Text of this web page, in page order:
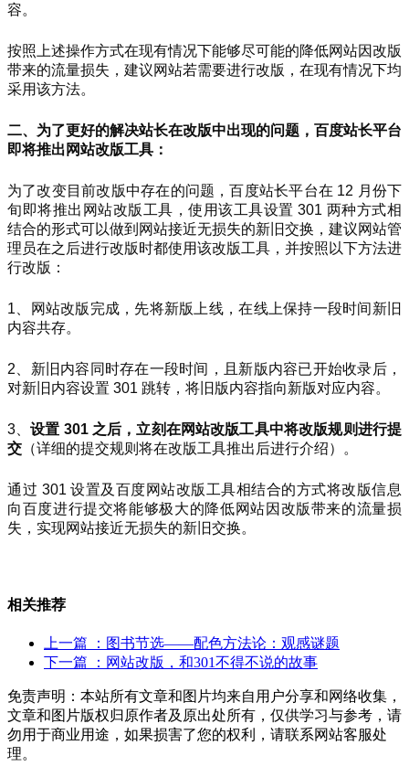
容。
按照上述操作方式在现有情况下能够尽可能的降低网站因改版
带来的流量损失，建议网站若需要进行改版，在现有情况下均
采用该方法。
二、为了更好的解决站长在改版中出现的问题，百度站长平台
即将推出网站改版工具：
为了改变目前改版中存在的问题，百度站长平台在 12 月份下
旬即将推出网站改版工具，使用该工具设置 301 两种方式相
结合的形式可以做到网站接近无损失的新旧交换，建议网站管
理员在之后进行改版时都使用该改版工具，并按照以下方法进
行改版：
1、网站改版完成，先将新版上线，在线上保持一段时间新旧
内容共存。
2、新旧内容同时存在一段时间，且新版内容已开始收录后，
对新旧内容设置 301 跳转，将旧版内容指向新版对应内容。
3、设置 301 之后，立刻在网站改版工具中将改版规则进行提
交 （详细的提交规则将在改版工具推出后进行介绍）。
通过 301 设置及百度网站改版工具相结合的方式将改版信息
向百度进行提交将能够极大的降低网站因改版带来的流量损
失，实现网站接近无损失的新旧交换。
相关推荐
上一篇
：图书节选——配色方法论：观感谜题
下一篇
：网站改版，和301不得不说的故事
免责声明：本站所有文章和图片均来自用户分享和网络收集，
文章和图片版权归原作者及原出处所有，仅供学习与参考，请
勿用于商业用途，如果损害了您的权利，请联系网站客服处
理。